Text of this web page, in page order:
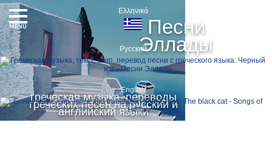
Песни
Эллады
греческая музыка, переводы
греческих песен на русский и
английский языки
Ελληνικά
Русский
English
MENU